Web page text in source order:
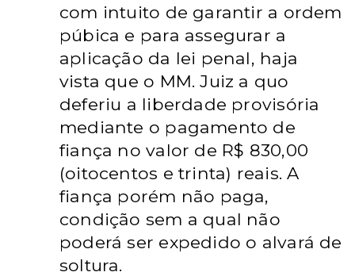
com intuito de garantir a ordem
púbica e para assegurar a
aplicação da lei penal, haja
vista que o MM. Juiz a quo
deferiu a liberdade provisória
mediante o pagamento de
fiança no valor de R$ 830,00
(oitocentos e trinta) reais. A
fiança porém não paga,
condição sem a qual não
poderá ser expedido o alvará de
soltura.